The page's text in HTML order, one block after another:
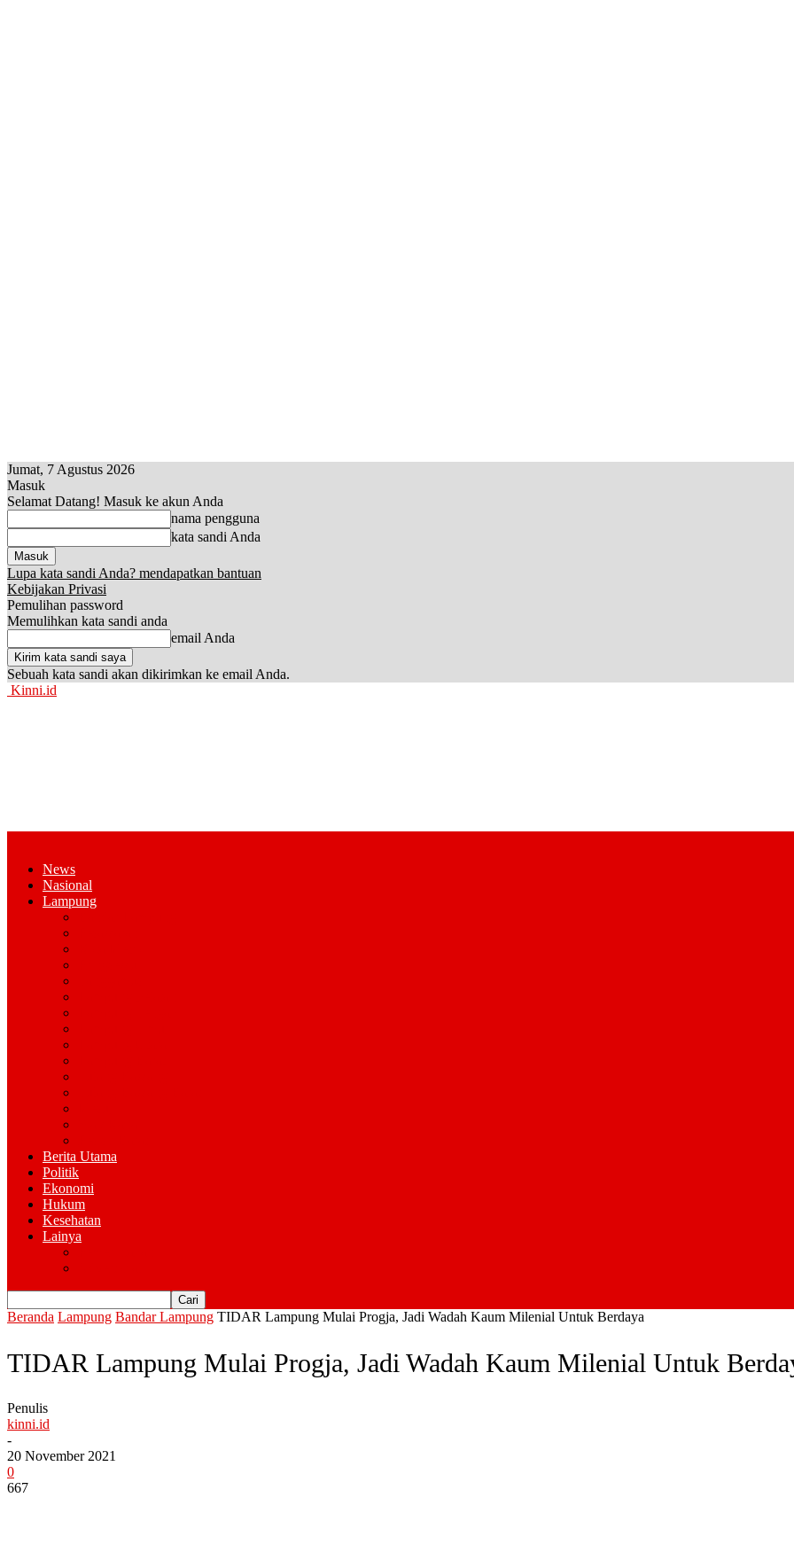
Jumat, 7 Agustus 2026
Masuk
Selamat Datang! Masuk ke akun Anda
nama pengguna
kata sandi Anda
Lupa kata sandi Anda? mendapatkan bantuan
Kebijakan Privasi
Pemulihan password
Memulihkan kata sandi anda
email Anda
Sebuah kata sandi akan dikirimkan ke email Anda.
Kinni.id
News
Nasional
Lampung
Berita Utama
Politik
Ekonomi
Hukum
Kesehatan
Lainya
Beranda Lampung Bandar Lampung TIDAR Lampung Mulai Progja, Jadi Wadah Kaum Milenial Untuk Berdaya
TIDAR Lampung Mulai Progja, Jadi Wadah Kaum Milenial Untuk
Penulis
kinni.id
-
20 November 2021
0
667